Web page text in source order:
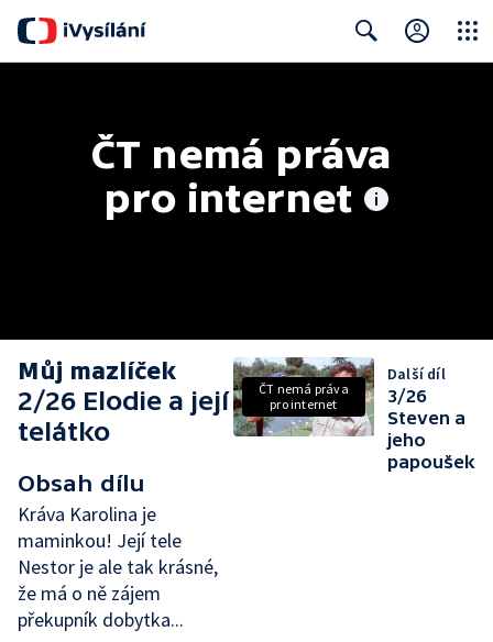
ČT nemá práva
pro internet
Můj mazlíček
2/26 Elodie a její
telátko
Obsah dílu
Kráva Karolina je
maminkou! Její tele
Nestor je ale tak krásné,
že má o ně zájem
překupník dobytka...
ČT nemá práva
pro internet
Další díl
3/26
Steven a
jeho
papoušek